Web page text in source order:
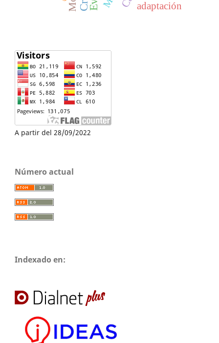
adaptación
A partir del 28/09/2022
Número actual
Indexado en: